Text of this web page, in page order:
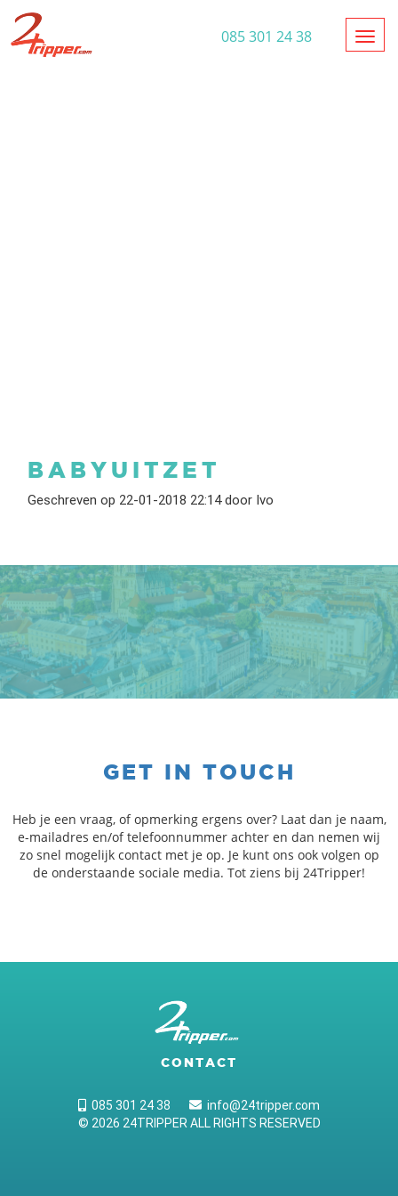
085 301 24 38
BABYUITZET
Geschreven op 22-01-2018 22:14 door Ivo
GET IN TOUCH
Heb je een vraag, of opmerking ergens over? Laat dan je naam,
e-mailadres en/of telefoonnummer achter en dan nemen wij
zo snel mogelijk contact met je op. Je kunt ons ook volgen op
de onderstaande sociale media. Tot ziens bij 24Tripper!
CONTACT
085 301 24 38
info@24tripper.com
© 2026 24TRIPPER ALL RIGHTS RESERVED